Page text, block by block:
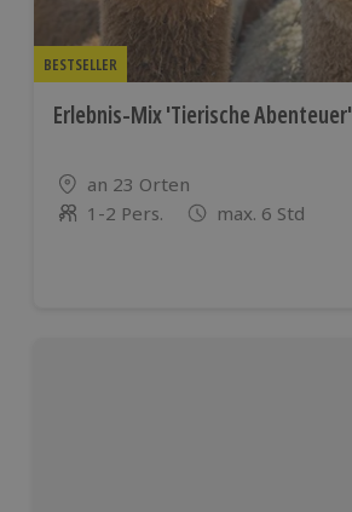
BESTSELLER
Erlebnis-Mix 'Tierische Abenteuer'
Standort
an 23 Orten
Anzahl der Teilnehmer
1-2 Pers. max. 6 Std